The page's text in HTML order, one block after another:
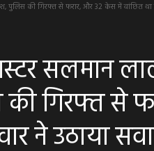
पुलिस की गिरफ्त से फरार, और 32 केस में वांछित
सलमान
गिरफ्त से
ने उठाया